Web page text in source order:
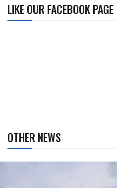
LIKE OUR FACEBOOK PAGE
OTHER NEWS